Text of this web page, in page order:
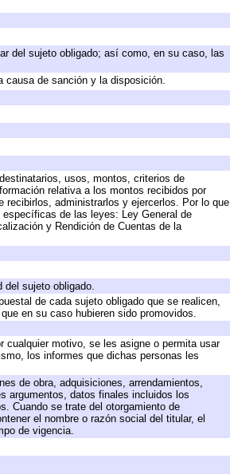
del sujeto obligado; así como, en su caso, las
de sanción y la disposición.
usos, montos, criterios de
relativa a los montos recibidos por
administrarlos y ejercerlos. Por lo que
de las leyes: Ley General de
y Rendición de Cuentas de la
del sujeto obligado.
de cada sujeto obligado que se realicen,
en su caso hubieren sido promovidos.
motivo, se les asigne o permita usar
los informes que dichas personas les
de obra, adquisiciones, arrendamientos,
argumentos, datos finales incluidos los
Cuando se trate del otorgamiento de
el nombre o razón social del titular, el
de vigencia.